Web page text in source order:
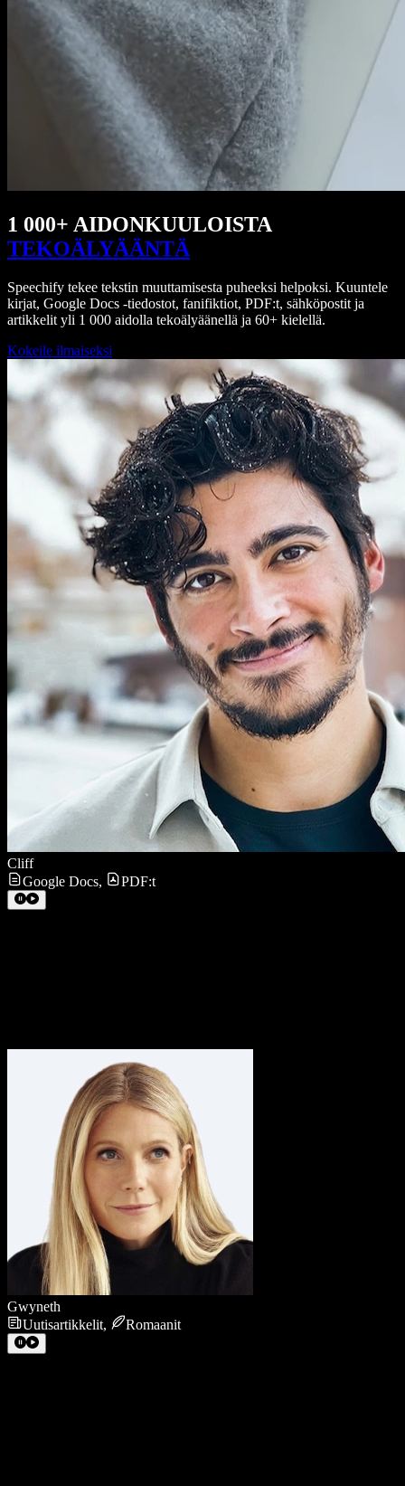
1 000+ AIDONKUULOISTA
TEKOÄLYÄÄNTÄ
Speechify tekee tekstin muuttamisesta puheeksi helpoksi. Kuuntele
kirjat, Google Docs -tiedostot, fanifiktiot, PDF:t, sähköpostit ja
artikkelit yli 1 000 aidolla tekoälyäänellä ja 60+ kielellä.
Kokeile ilmaiseksi
Cliff
Google Docs, PDF:t
Gwyneth
Uutisartikkelit, Romaanit